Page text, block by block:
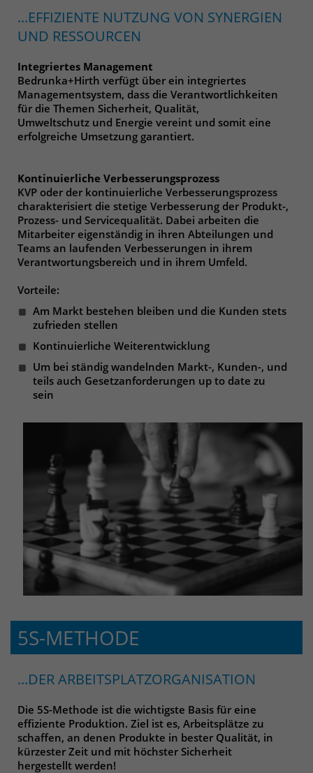
...EFFIZIENTE NUTZUNG VON SYNERGIEN
UND RESSOURCEN
Integriertes Management
Bedrunka+Hirth verfügt über ein integriertes
Managementsystem, dass die Verantwortlichkeiten
für die Themen Sicherheit, Qualität,
Umweltschutz und Energie vereint und somit eine
erfolgreiche Umsetzung garantiert.
Kontinuierliche Verbesserungsprozess
KVP oder der kontinuierliche Verbesserungsprozess
charakterisiert die stetige Verbesserung der Produkt-,
Prozess- und Servicequalität. Dabei arbeiten die
Mitarbeiter eigenständig in ihren Abteilungen und
Teams an laufenden Verbesserungen in ihrem
Verantwortungsbereich und in ihrem Umfeld.
Vorteile:
Am Markt bestehen bleiben und die Kunden stets
zufrieden stellen
Kontinuierliche Weiterentwicklung
Um bei ständig wandelnden Markt-, Kunden-, und
teils auch Gesetzanforderungen up to date zu
sein
5S-METHODE
...DER ARBEITSPLATZORGANISATION
Die 5S-Methode ist die wichtigste Basis für eine
effiziente Produktion. Ziel ist es, Arbeitsplätze zu
schaffen, an denen Produkte in bester Qualität, in
kürzester Zeit und mit höchster Sicherheit
hergestellt werden!
Laufzeit wenige Sekunden
Zweck
Das Cookie wird gesetzt um zu
überprüfen ob der Browser erlaubt
Cookies zu setzen. Es wird direkt nach
demTest wieder gelöscht.